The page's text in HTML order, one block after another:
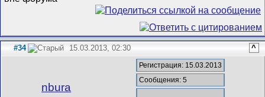
#34 15.03.2013, 02:30 ^
nbura
Регистрация: 15.03.2013
Сообщения: 5